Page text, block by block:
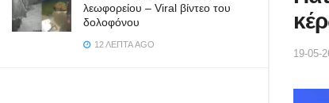
λεωφορείου – Viral βίντεο του
δολοφόνου
12 ΛΕΠΤΆ AGO
19-05-